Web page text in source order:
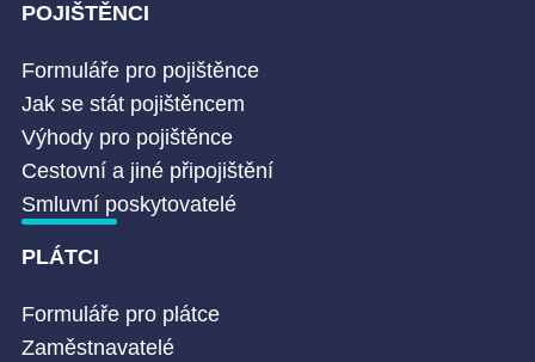
POJIŠTĚNCI
Formuláře pro pojištěnce
Jak se stát pojištěncem
Výhody pro pojištěnce
Cestovní a jiné připojištění
Smluvní poskytovatelé
PLÁTCI
Formuláře pro plátce
Zaměstnavatelé